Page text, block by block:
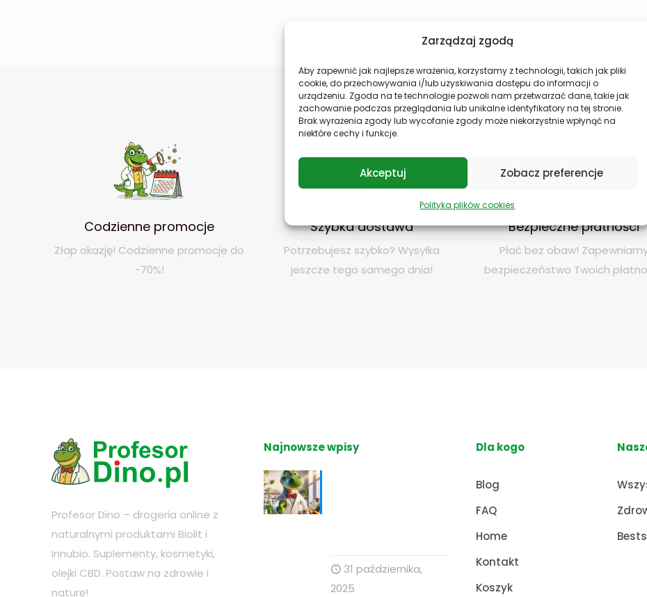
Zarządzaj zgodą
Aby zapewnić jak najlepsze wrażenia, korzystamy z technologii, takich jak pliki
cookie, do przechowywania i/lub uzyskiwania dostępu do informacji o
urządzeniu. Zgoda na te technologie pozwoli nam przetwarzać dane, takie jak
zachowanie podczas przeglądania lub unikalne identyfikatory na tej stronie.
Brak wyrażenia zgody lub wycofanie zgody może niekorzystnie wpłynąć na
niektóre cechy i funkcje.
Akceptuj Zobacz preferencje
Polityka plików cookies
Codzienne promocje
Złap okazję! Codzienne promocje do
-70%!
Szybka dostawa
Potrzebujesz szybko? Wysyłka
jeszcze tego samego dnia!
Bezpieczne płatności
Płać bez obaw!
bezpieczeństwo Twoich
Profesor Dino – drogeria online z
naturalnymi produktami Biolit i
Innubio. Suplementy, kosmetyki,
olejki CBD. Postaw na zdrowie i
naturę!
Najnowsze wpisy
31 października,
2025
Dla kogo
Blog
FAQ
Home
Kontakt
Koszyk